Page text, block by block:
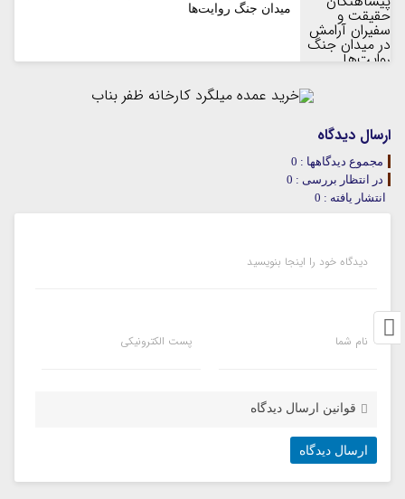
میدان جنگ روایت‌ها
ارسال دیدگاه
مجموع دیدگاهها : 0
در انتظار بررسی : 0
انتشار یافته : 0
دیدگاه خود را اینجا بنویسید
نام شما پست الکترونیکی
قوانین ارسال دیدگاه